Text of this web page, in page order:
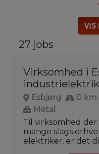
VIS
27 jobs
Virksomhed i
Esbjerg
0 km
Metal
Til virksomhed
mange slags
elektriker, er det